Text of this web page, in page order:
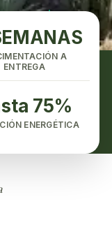
›
A
ENTREGA
75%
ENERGÉTICA